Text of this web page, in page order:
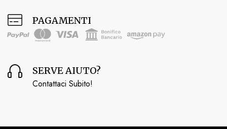
PAGAMENTI
SERVE AIUTO?
Contattaci Subito!